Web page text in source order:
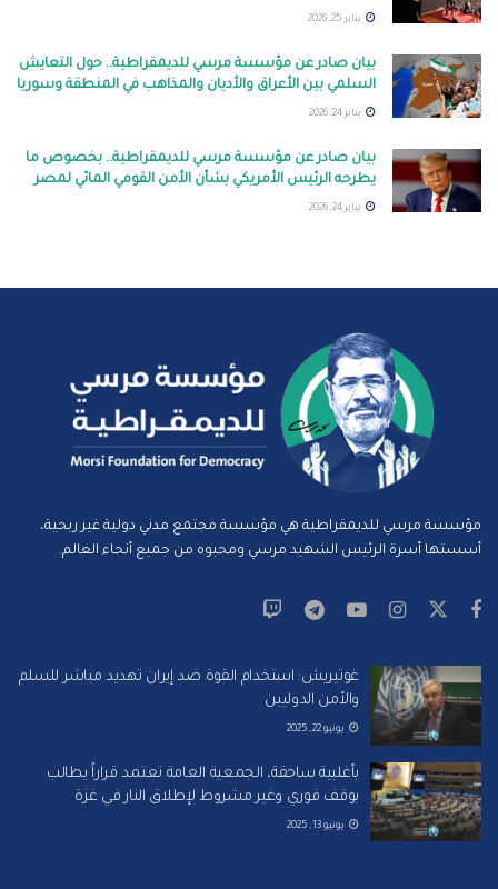
يناير 25, 2026
بيان صادر عن مؤسسة مرسي للديمقراطية.. حول التعايش
السلمي بين الأعراق والأديان والمذاهب في المنطقة وسوريا
يناير 24, 2026
بيان صادر عن مؤسسة مرسي للديمقراطية.. بخصوص ما
يطرحه الرئيس الأمريكي بشأن الأمن القومي المائي لمصر
يناير 24, 2026
مؤسسة مرسي للديمقراطية هي مؤسسة مجتمع مدني دولية غير ربحية،
أسستها أسرة الرئيس الشهيد مرسي ومحبوه من جميع أنحاء العالم.
غوتيريش: استخدام القوة ضد إيران تهديد مباشر للسلم
والأمن الدوليين
يونيو 22, 2025
بأغلبية ساحقة، الجمعية العامة تعتمد قراراً يطالب
بوقف فوري وغير مشروط لإطلاق النار في غزة
يونيو 13, 2025